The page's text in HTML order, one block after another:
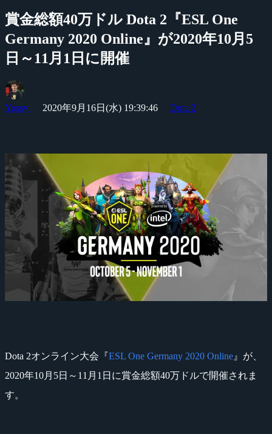
賞金総額40万ドル Dota 2『ESL One
Germany 2020 Online』が2020年10月5
日～11月1日に開催
Yossy 2020年9月16日(水) 19:39:46 Dota 2
Dota 2オンライン大会『ESL One Germany 2020 Online 』が、
2020年10月5日～11月1日に賞金総額40万ドルで開催されま
す。